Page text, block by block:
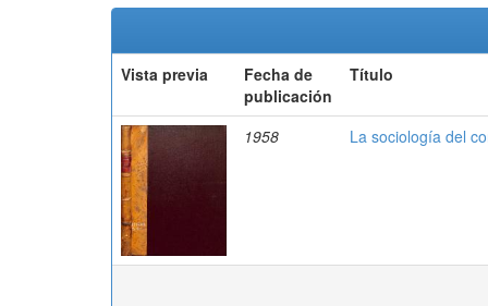
Vista previa
Fecha de
publicación
Título
1958 La sociología del